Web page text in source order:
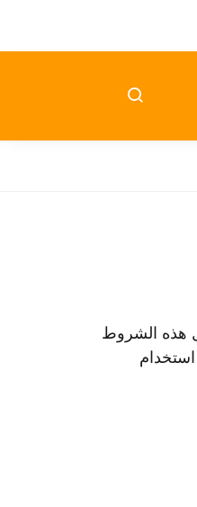
هذه الشروط